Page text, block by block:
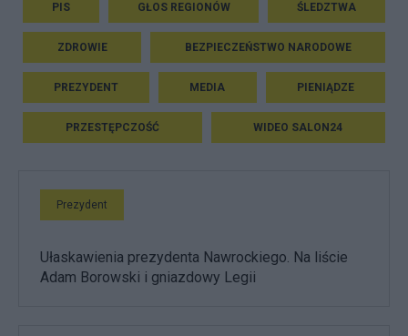
PIS GŁOS REGIONÓW ŚLEDZTWA
ZDROWIE BEZPIECZEŃSTWO NARODOWE
PREZYDENT MEDIA PIENIĄDZE
PRZESTĘPCZOŚĆ WIDEO SALON24
Prezydent
Ułaskawienia prezydenta Nawrockiego. Na liście
Adam Borowski i gniazdowy Legii